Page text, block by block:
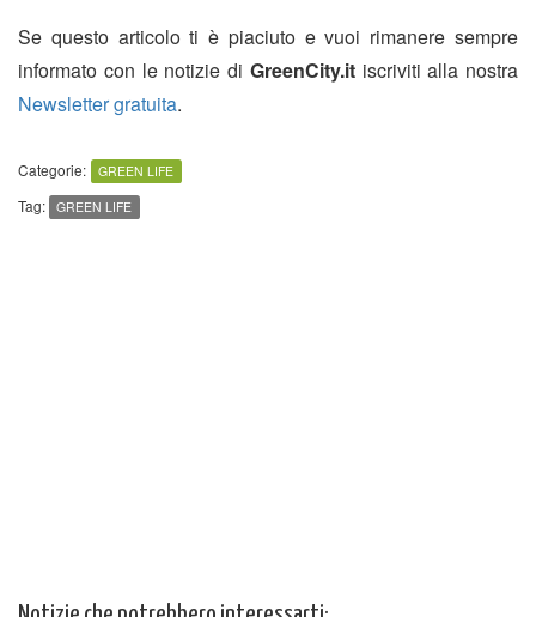
Se questo articolo ti è piaciuto e vuoi rimanere sempre
informato con le notizie di GreenCity.itiscriviti alla nostra
Newsletter gratuita.
Categorie: GREEN LIFE
Tag: GREEN LIFE